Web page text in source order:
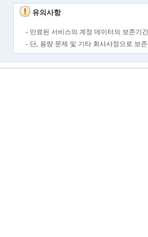
유의사항
- 만료된 서비스의 계정 데이터의 보존기
- 단, 용량 문제 및 기타 회사사정으로 보